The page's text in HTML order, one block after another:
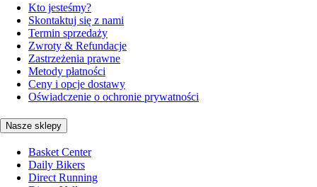
Kto jesteśmy?
Skontaktuj się z nami
Termin sprzedaży
Zwroty & Refundacje
Zastrzeżenia prawne
Metody płatności
Ceny i opcje dostawy
Oświadczenie o ochronie prywatności
Nasze sklepy
Basket Center
Daily Bikers
Direct Running